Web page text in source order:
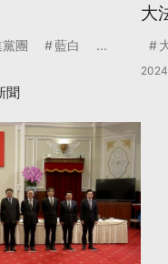
團 藍白 ...
大
聞